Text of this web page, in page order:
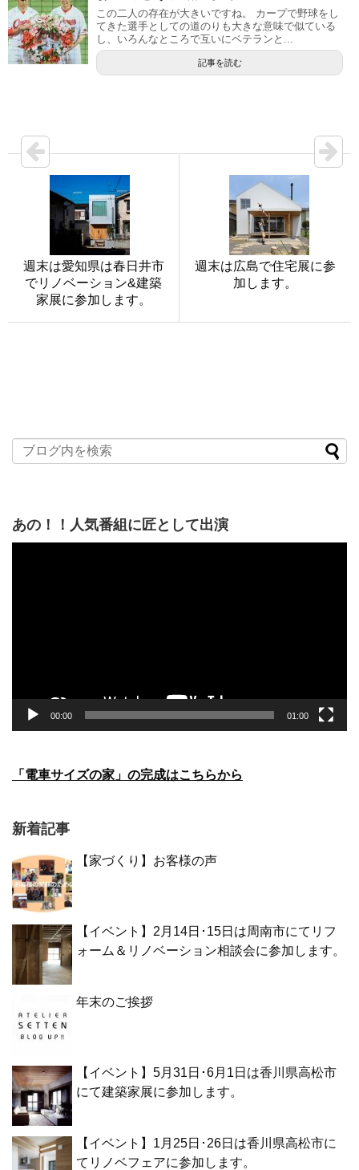
この二人の存在が大きいですね。 カープで野球をし
てきた選手としての道のりも大きな意味で似ている
し、いろんなところで互いにベテランと...
記事を読む
週末は愛知県は春日井市
でリノベーション&建築
家展に参加します。
週末は広島で住宅展に参
加します。
あの！！人気番組に匠として出演
00:00 01:00
「電車サイズの家」の完成はこちらから
新着記事
【家づくり】お客様の声
【イベント】2月14日･15日は周南市にてリフ
ォーム＆リノベーション相談会に参加します。
年末のご挨拶
【イベント】5月31日･6月1日は香川県高松市
にて建築家展に参加します。
【イベント】1月25日･26日は香川県高松市に
てリノベフェアに参加します。